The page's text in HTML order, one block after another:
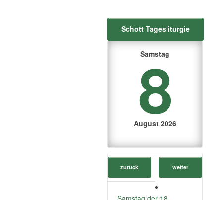
Schott Tagesliturgie
Samstag
8
August 2026
zurück weiter